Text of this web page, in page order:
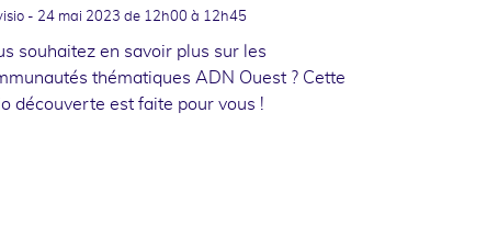
- 24 mai 2023 de 12h00 à 12h45
souhaitez en savoir plus sur les
thématiques ADN Ouest ? Cette
découverte est faite pour vous !